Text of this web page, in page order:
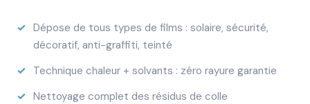
Dépose de tous types de films : solaire, sécurité,
décoratif, anti-graffiti, teinté
Technique chaleur + solvants : zéro rayure garantie
Nettoyage complet des résidus de colle